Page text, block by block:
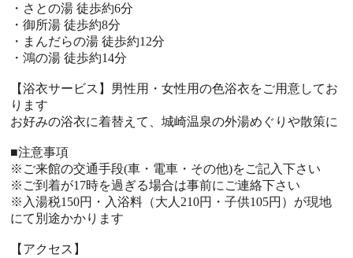
・さとの湯 徒歩約6分
・御所湯 徒歩約8分
・まんだらの湯 徒歩約12分
・鴻の湯 徒歩約14分
【浴衣サービス】男性用・女性用の色浴衣をご用意してお
ります
お好みの浴衣に着替えて、城崎温泉の外湯めぐりや散策に
■注意事項
※ご来館の交通手段(車・電車・その他)をご記入下さい
※ご到着が17時を過ぎる場合は事前にご連絡下さい
※入湯税150円・入浴料（大人210円・子供105円）が現地
にて別途かかります
【アクセス】